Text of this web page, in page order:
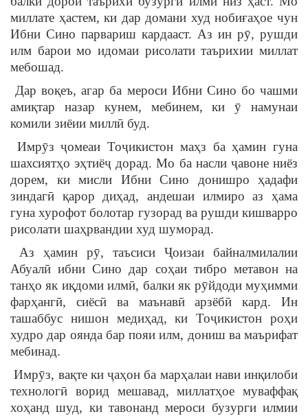
миллате ҳастем, ки дар домани худ нобиғаҳое чун
Ибни Сино парвариш кардааст. Аз ин рӯ, рушди
илм барои мо идомаи рисолати таърихии миллат
мебошад.
Дар воқеъ, агар ба мероси Ибни Сино бо чашми
амиқтар назар кунем, мебинем, ки ӯ намунаи
комили зиёии миллӣ буд.
Имрӯз ҷомеаи Тоҷикистон маҳз ба ҳамин гуна
шахсиятҳо эҳтиёҷ дорад. Мо ба насли ҷавоне ниёз
дорем, ки мисли Ибни Сино донишро ҳадафи
зиндагӣ қарор диҳад, андешаи илмиро аз ҳама
гуна хурофот болотар гузорад ва рушди кишварро
рисолати шаҳрвандии худ шуморад.
Аз ҳамин рӯ, таъсиси Ҷоизаи байналмилалии
Абуалӣ ибни Сино дар соҳаи тибро метавон на
танҳо як иқдоми илмӣ, балки як рӯйдоди муҳимми
фарҳангӣ, сиёсӣ ва маънавӣ арзёбӣ кард. Ин
ташаббус нишон медиҳад, ки Тоҷикистон роҳи
худро дар оянда бар пояи илм, дониш ва маърифат
мебинад.
Имрӯз, вақте ки ҷаҳон ба марҳалаи нави инқилоби
технологӣ ворид мешавад, миллатҳое муваффақ
хоҳанд шуд, ки тавонанд мероси бузурги илмии